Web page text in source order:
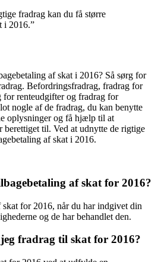
fradrag kan du få større
i 2016.”
af skat i 2016? Så sørg for
Befordringsfradrag, fradrag for
renteudgifter og fradrag for
nogle af de fradrag, du kan benytte
oplysninger og få hjælp til at
berettiget til. Ved at udnytte de rigtige
af skat i 2016.
af skat for 2016?
for 2016, når du har indgivet din
og de har behandlet den.
fradrag til skat for 2016?